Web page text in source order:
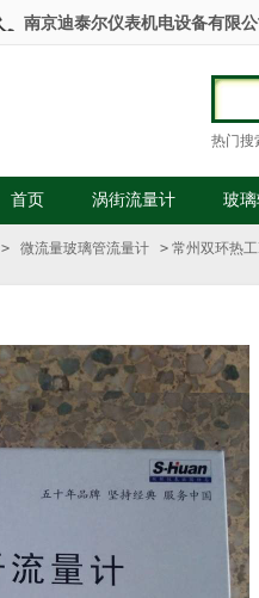
南京迪泰尔仪表机电设备有限
热门搜
首页 涡街流量计 玻
> 微流量玻璃管流量计 > 常州双环热